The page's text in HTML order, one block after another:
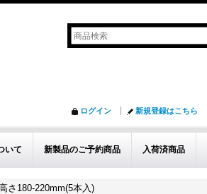
ログイン 新規登録はこちら
いて 新製品のご予約商品 入荷済商品
さ180-220mm(5本入)